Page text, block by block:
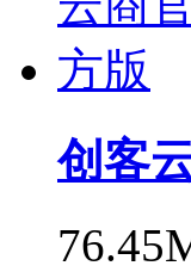
创客